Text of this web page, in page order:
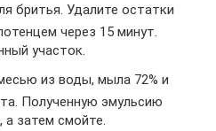
бритья. Удалите остатки
через 15 минут.
участок.
из воды, мыла 72% и
Полученную эмульсию
а затем смойте.